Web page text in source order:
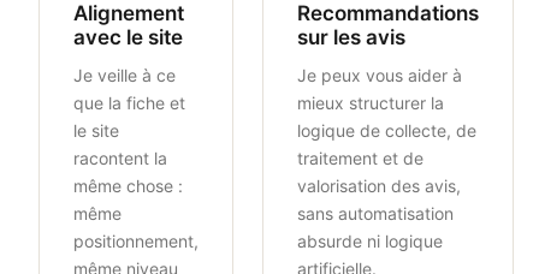
Alignement
avec le site
Je veille à ce
que la fiche et
le site
racontent la
même chose :
même
positionnement,
même niveau
Recommandations
sur les avis
Je peux vous aider à
mieux structurer la
logique de collecte, de
traitement et de
valorisation des avis,
sans automatisation
absurde ni logique
artificielle.